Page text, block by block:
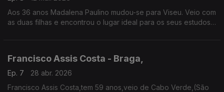
Aos 36 anos Madalena Paulino mudou-se para Viseu. Veio com
as duas filhas e encontrou o lugar ideal para os seus estudos.
Francisco Assis Costa - Braga,
Ep. 7
28 abr. 2026
Francisco Assis Costa,tem 59 anos,veio de Cabo Verde,(São